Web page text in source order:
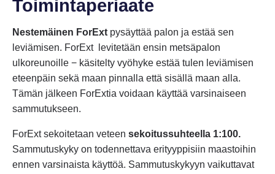
Toimintaperiaate
Nestemäinen ForExt pysäyttää palon ja estää sen
leviämisen. ForExt levitetään ensin metsäpalon
ulkoreunoille − käsitelty vyöhyke estää tulen leviämisen
eteenpäin sekä maan pinnalla että sisällä maan alla.
Tämän jälkeen ForExtia voidaan käyttää varsinaiseen
sammutukseen.
ForExt sekoitetaan veteen sekoitussuhteella 1:100.
Sammutuskyky on todennettava erityyppisiin maastoihin
ennen varsinaista käyttöä. Sammutuskykyyn vaikuttavat